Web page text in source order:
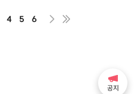
4 5 6
공지